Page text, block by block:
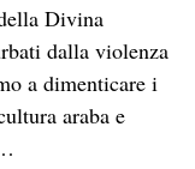
Divina
dalla violenza
a dimenticare i
araba e